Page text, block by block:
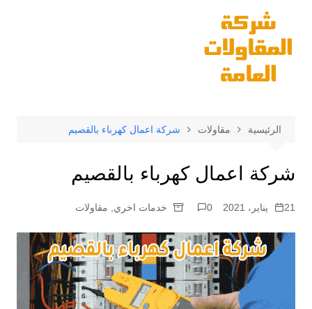
المحتوى
الرئيسية مقاولات شركة اعمال كهرباء بالقصيم
شركة اعمال كهرباء بالقصيم
21 يناير، 2021 0 خدمات اخري مقاولات